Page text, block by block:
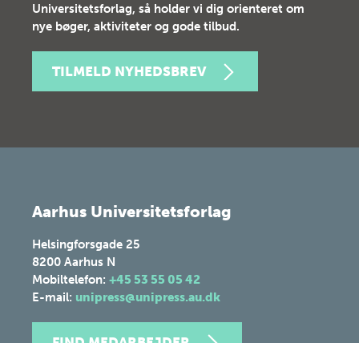
Universitetsforlag, så holder vi dig orienteret om
nye bøger, aktiviteter og gode tilbud.
TILMELD NYHEDSBREV
Aarhus Universitetsforlag
Helsingforsgade 25
8200 Aarhus N
Mobiltelefon: +45 53 55 05 42
E-mail: unipress@unipress.au.dk